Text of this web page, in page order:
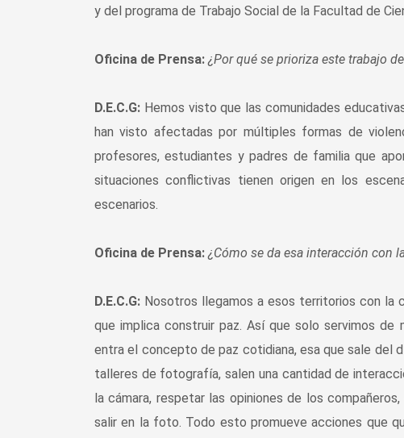
y del programa de Trabajo Social de la Facultad de
Oficina de Prensa: ¿Por qué se prioriza este trabajo
D.E.C.G: Hemos visto que las comunidades
han visto afectadas por múltiples formas de
profesores, estudiantes y padres de familia que
situaciones conflictivas tienen origen en los
escenarios.
Oficina de Prensa:¿Cómo se da esa interacción con
D.E.C.G: Nosotros llegamos a esos territorios con la
que implica construir paz. Así que solo servimos de
entra el concepto de paz cotidiana, esa que sale del
talleres de fotografía, salen una cantidad de
la cámara, respetar las opiniones de los
salir en la foto. Todo esto promueve acciones que